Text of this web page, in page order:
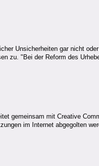
Unsicherheiten gar nicht
zu. "Bei der Reform des
gemeinsam mit Creative
im Internet abgegolten